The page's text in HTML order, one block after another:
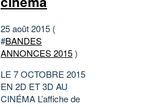
25 août 2015 (
#BANDES
ANNONCES 2015)
LE 7 OCTOBRE 2015
EN 2D ET 3D AU
CINÉMA L’affiche de